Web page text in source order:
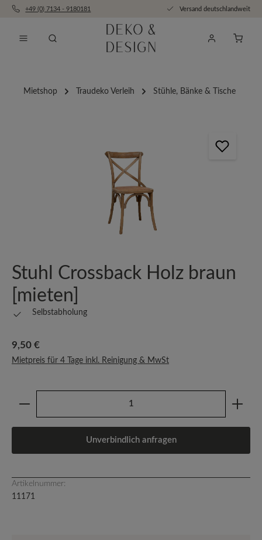
Zum Hauptinhalt springen
+49 (0) 7134 - 9180181 Versand deutschlandweit
Mietshop Traudeko Verleih Stühle, Bänke & Tische
Stuhl Crossback Holz braun
[mieten]
Selbstabholung
Regulärer Preis:
9,50 €
Mietpreis für 4 Tage inkl. Reinigung & MwSt
Produkt Anzahl: Gib den gewünschten Wert ein
Unverbindlich anfragen
Artikelnummer:
11171